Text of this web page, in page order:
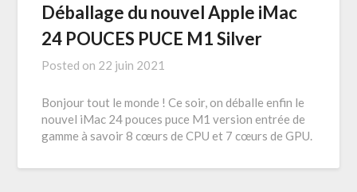
Déballage du nouvel Apple iMac
24 POUCES PUCE M1 Silver
Posted on 22 juin 2021
Bonjour tout le monde ! Ce soir, on déballe enfin le
nouvel iMac 24 pouces puce M1 version entrée de
gamme à savoir 8 cœurs de CPU et 7 cœurs de GPU.